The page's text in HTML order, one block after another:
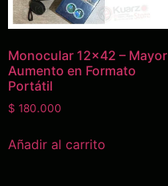
Monocular 12×42 – Mayor
Aumento en Formato
Portátil
$ 180.000
Añadir al carrito